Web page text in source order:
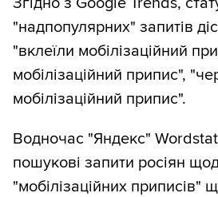
"надпопулярних" запитів
"вклеїли мобілізаційний
мобілізаційний припис",
мобілізаційний припис".
Водночас "Яндекс"
пошукові запити росіян
"мобілізаційних приписів"